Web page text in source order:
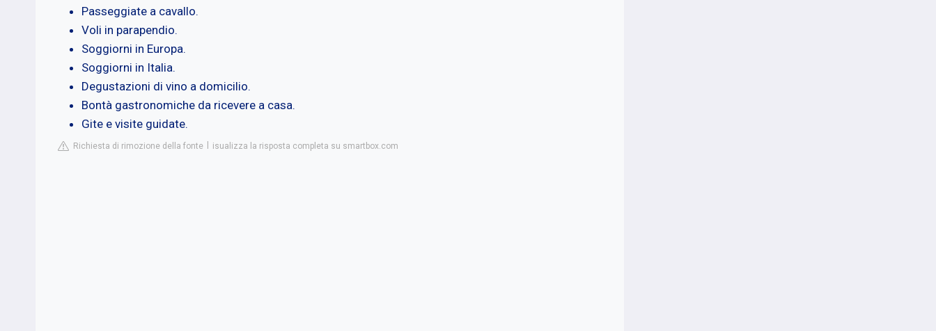
Passeggiate a cavallo.
Voli in parapendio.
Soggiorni in Europa.
Soggiorni in Italia.
Degustazioni di vino a domicilio.
Bontà gastronomiche da ricevere a casa.
Gite e visite guidate.
Richiesta di rimozione della fonte isualizza la risposta completa su smartbox.com